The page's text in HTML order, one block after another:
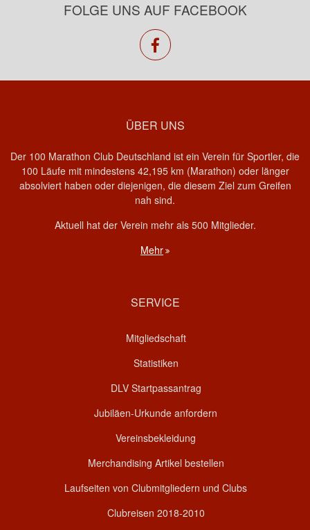
FOLGE UNS AUF FACEBOOK
facebook
ÜBER UNS
Der 100 Marathon Club Deutschland ist ein Verein für Sportler, die
100 Läufe mit mindestens 42,195 km (Marathon) oder länger
absolviert haben oder diejenigen, die diesem Ziel zum Greifen
nah sind.
Aktuell hat der Verein mehr als 500 Mitglieder.
Mehr
SERVICE
Mitgliedschaft
Statistiken
DLV Startpassantrag
Jubiläen-Urkunde anfordern
Vereinsbekleidung
Merchandising Artikel bestellen
Laufseiten von Clubmitgliedern und Clubs
Clubreisen 2018-2010